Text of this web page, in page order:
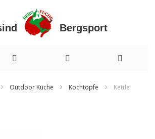
sind Bergsport
Outdoor Küche Kochtöpfe Kettle